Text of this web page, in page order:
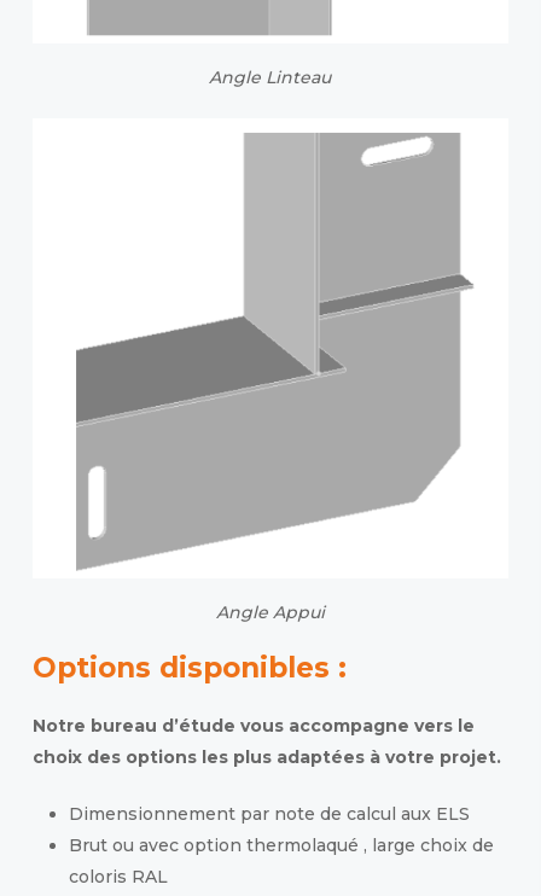
Angle Linteau
Angle Appui
Options disponibles :
Notre bureau d’étude vous accompagne vers le
choix des options les plus adaptées à votre projet.
Dimensionnement par note de calcul aux ELS
Brut ou avec option thermolaqué , large choix de
coloris RAL